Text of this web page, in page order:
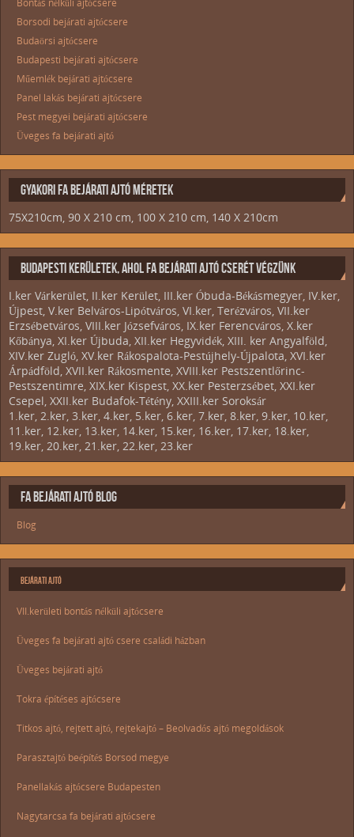
Borsodi bejárati ajtócsere
Budaörsi ajtócsere
Budapesti bejárati ajtócsere
Műemlék bejárati ajtócsere
Panel lakás bejárati ajtócsere
Pest megyei bejárati ajtócsere
Üveges fa bejárati ajtó
GYAKORI FA BEJÁRATI AJTÓ MÉRETEK
75X210cm, 90 X 210 cm, 100 X 210 cm, 140 X 210cm
BUDAPESTI KERÜLETEK, AHOL FA BEJÁRATI AJTÓ CSERÉT VÉGZÜNK
I.ker Várkerület, II.ker Kerület, III.ker Óbuda-Békásmegyer, IV.ker,
Újpest, V.ker Belváros-Lipótváros, VI.ker, Terézváros, VII.ker
Erzsébetváros, VIII.ker Józsefváros, IX.ker Ferencváros, X.ker
Kőbánya, XI.ker Újbuda, XII.ker Hegyvidék, XIII. ker Angyalföld,
XIV.ker Zugló, XV.ker Rákospalota-Pestújhely-Újpalota, XVI.ker
Árpádföld, XVII.ker Rákosmente, XVIII.ker Pestszentlőrinc-
Pestszentimre, XIX.ker Kispest, XX.ker Pesterzsébet, XXI.ker
Csepel, XXII.ker Budafok-Tétény, XXIII.ker Soroksár
1.ker, 2.ker, 3.ker, 4.ker, 5.ker, 6.ker, 7.ker, 8.ker, 9.ker, 10.ker,
11.ker, 12.ker, 13.ker, 14.ker, 15.ker, 16.ker, 17.ker, 18.ker,
19.ker, 20.ker, 21.ker, 22.ker, 23.ker
FA BEJÁRATI AJTÓ BLOG
Blog
BEJÁRATI AJTÓ
VII.kerületi bontás nélküli ajtócsere
Üveges fa bejárati ajtó csere családi házban
Üveges bejárati ajtó
Tokra építéses ajtócsere
Titkos ajtó, rejtett ajtó, rejtekajtó – Beolvadós ajtó megoldások
Parasztajtó beépítés Borsod megye
Panellakás ajtócsere Budapesten
Nagytarcsa fa bejárati ajtócsere